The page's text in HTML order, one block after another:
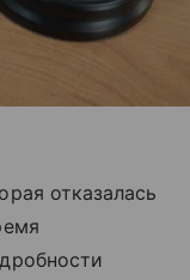
отказалась